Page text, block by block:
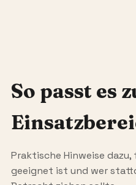
So passt es
Praktische Hinweise dazu,
geeignet ist und wer